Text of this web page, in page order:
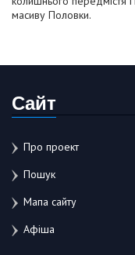
масиву Половки.
Сайт
Про проект
Пошук
Мапа сайту
Афіша